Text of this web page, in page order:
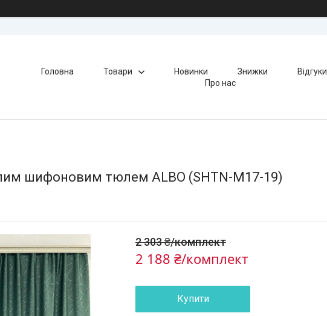
Головна Товари Новинки Знижки Відгуки
Про нас
шифоновим тюлем ALBO (SHTN-M17-19)
2 303 ₴/комплект
2 188 ₴/комплект
Купити